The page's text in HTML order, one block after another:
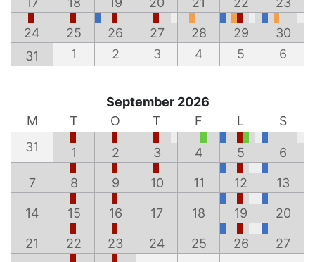
24 25 26 27 28 29
30
31
1 2 3 4 5 6
September 2026
M
T O T F L
S
31
1 2 3 4 5 6
7 8 9 10 11 12 13
14 15 16 17 18 19 20
21 22 23 24 25 26 27